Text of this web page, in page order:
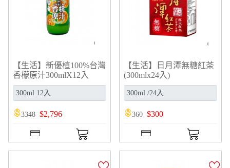
【生活】新優植100%台灣
香檬原汁300mlX12入
3348 $2,796
【生活】日月潭無糖紅茶
(300mlx24入)
360 $300